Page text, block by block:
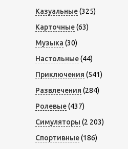
Казуальные(325)
Карточные(63)
Музыка (30)
Настольные(44)
Приключения (541)
Развлечения (284)
Ролевые(437)
Симуляторы (2 203)
Спортивные(186)